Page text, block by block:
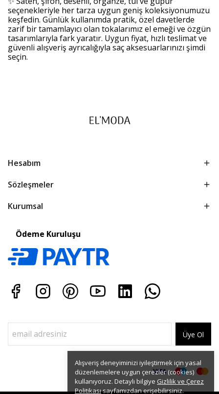
Alışveriş deneyiminizi iyileştirmek için yasal
düzenlemelere uygun çerezler (cookies)
kullanıyoruz. Detaylı bilgiye Gizlilik ve Çerez
Politikasısayfamızdan erişebilirsiniz.
seçenekleriyle her tarza uygun geniş koleksiyonumuzu
keşfedin. Günlük kullanımda pratik, özel davetlerde
zarif bir tamamlayıcı olan tokalarımız el emeği ve özgün
tasarımlarıyla fark yaratır. Uygun fiyat, hızlı teslimat ve
güvenli alışveriş ayrıcalığıyla saç aksesuarlarınızı şimdi
seçin.
Hesabım
Sözleşmeler
Kurumsal
Ödeme Kuruluşu
Üye Ol